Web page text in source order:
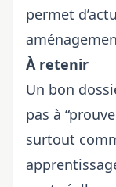
permet
À retenir
Un bon
pas à
surtout